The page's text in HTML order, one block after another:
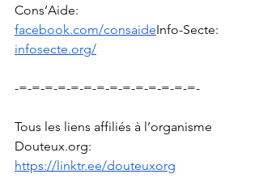
Cons’Aide:
facebook.com/consaideInfo-Secte:
infosecte.org/
-=-=-=-=-=-=-=-=-=-=-=-=-=-=-
Tous les liens affiliés à l’organisme
Douteux.org:
https://linktr.ee/douteuxorg